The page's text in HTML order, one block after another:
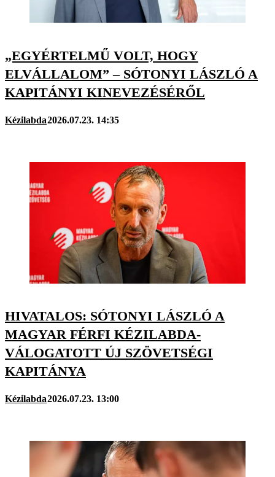
„EGYÉRTELMŰ VOLT, HOGY
ELVÁLLALOM” – SÓTONYI LÁSZLÓ A
KAPITÁNYI KINEVEZÉSÉRŐL
Kézilabda2026.07.23. 14:35
HIVATALOS: SÓTONYI LÁSZLÓ A
MAGYAR FÉRFI KÉZILABDA-
VÁLOGATOTT ÚJ SZÖVETSÉGI
KAPITÁNYA
Kézilabda2026.07.23. 13:00